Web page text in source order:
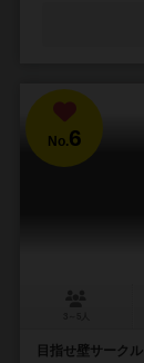
No.6
目指せ壁サークル